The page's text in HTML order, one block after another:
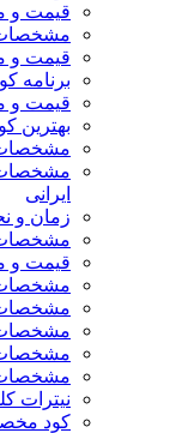
قیمت و
مشخصات
قیمت و
برنامه
قیمت و
بهترین
مشخصات و
مشخصات
ایرانی
زمان و
مشخصات
قیمت و
مشخصات
مشخصات
مشخصات
مشخصات
نیترات
کود